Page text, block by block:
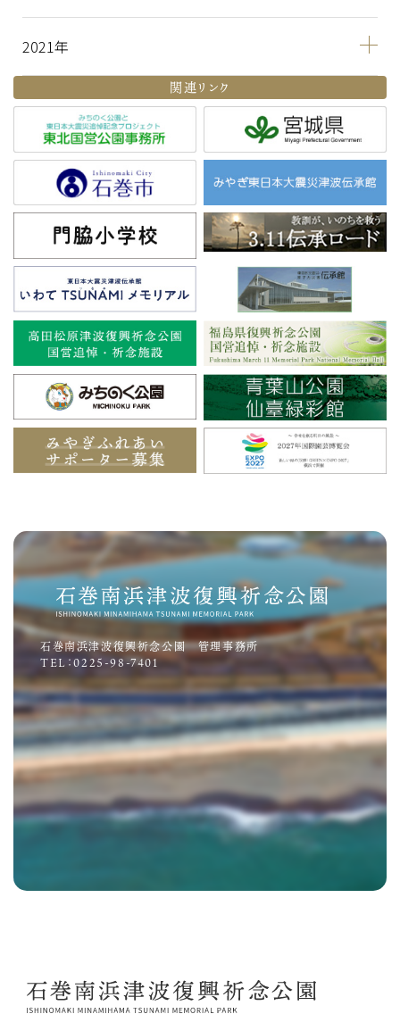
2021
関連リンク
石巻南浜津波復興祈念公園 管理事務所
TEL：0225-98-7401